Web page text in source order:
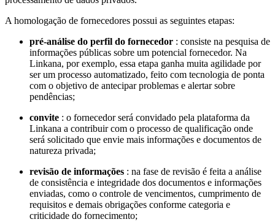
A homologação de fornecedores possui as seguintes etapas:
pré-análise do perfil do fornecedor : consiste na pesquisa de
informações públicas sobre um potencial fornecedor. Na
Linkana, por exemplo, essa etapa ganha muita agilidade por
ser um processo automatizado, feito com tecnologia de ponta
com o objetivo de antecipar problemas e alertar sobre
pendências;
convite : o fornecedor será convidado pela plataforma da
Linkana a contribuir com o processo de qualificação onde
será solicitado que envie mais informações e documentos de
natureza privada;
revisão de informações : na fase de revisão é feita a análise
de consistência e integridade dos documentos e informações
enviadas, como o controle de vencimentos, cumprimento de
requisitos e demais obrigações conforme categoria e
criticidade do fornecimento;